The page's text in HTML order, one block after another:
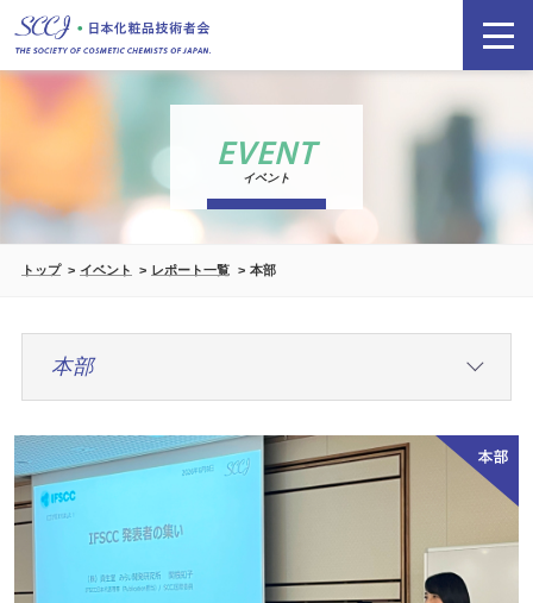
EVENT
イベント
トップ イベント レポート一覧 本部